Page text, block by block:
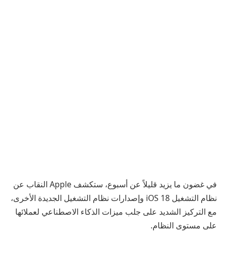
في غضون ما يزيد قليلاً عن أسبوع، ستكشف Apple النقاب عن
نظام التشغيل iOS 18 وإصدارات نظام التشغيل الجديدة الأخرى،
مع التركيز الشديد على جلب ميزات الذكاء الاصطناعي لعملائها
على مستوى النظام.